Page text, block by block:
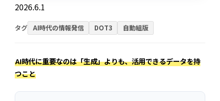
2026.6.1
タグ AI時代の情報発信 DOT3 自動組版
AI時代に重要なのは「生成」よりも、活用できるデータを持
つこと